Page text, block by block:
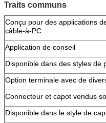
Traits communs
Conçu pour des applications
câble-à-PC
Application de conseil
Disponible dans des styles de
Option terminale avec de
Connecteur et capot vendus
Disponible dans le style de